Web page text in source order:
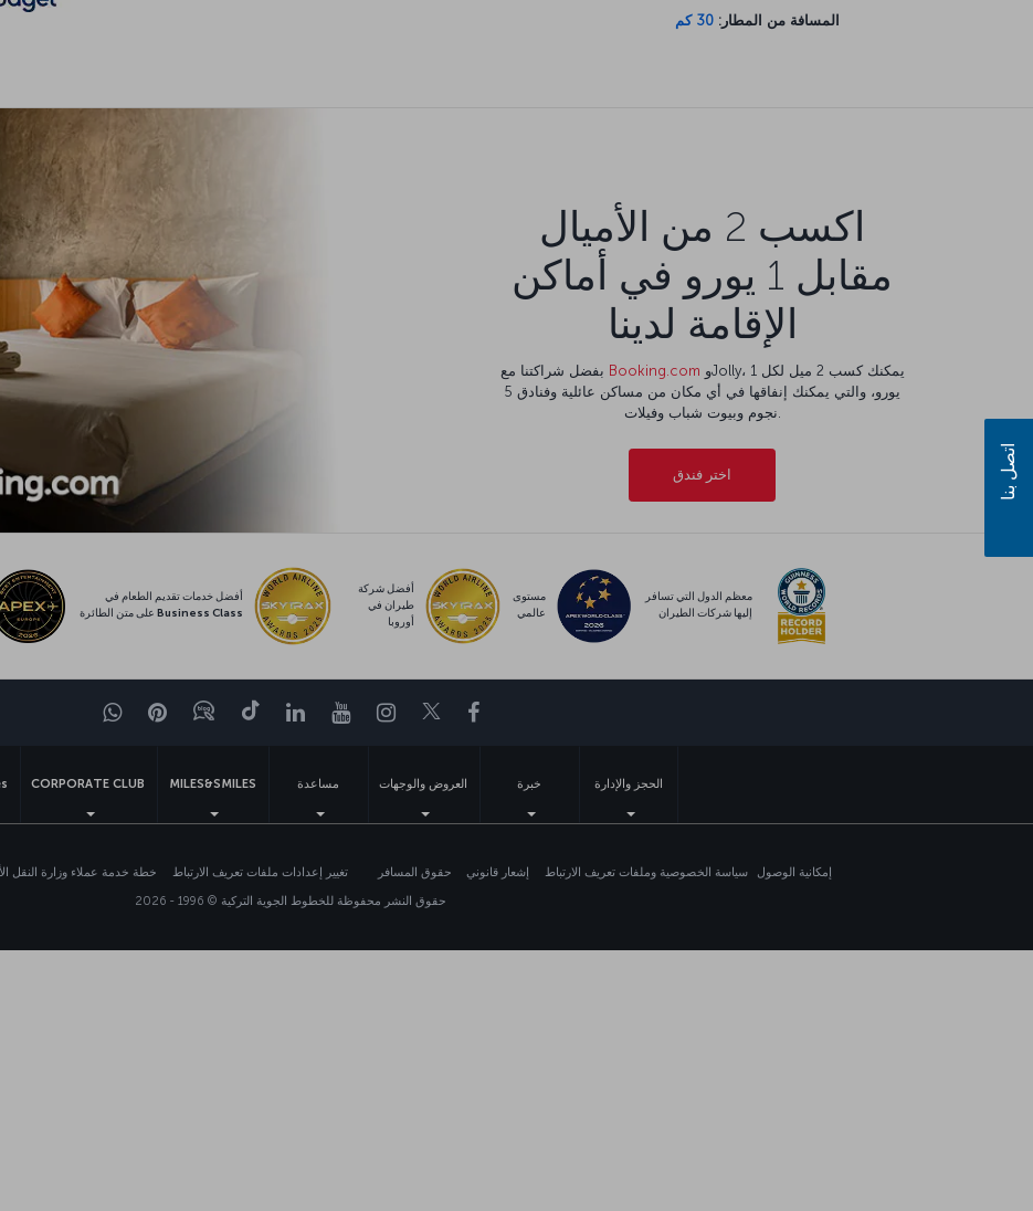
المسافة من المطار: 30 كم
اكسب 2 من الأميال
مقابل 1 يورو في أماكن
الإقامة لدينا
Booking.com
يورو، والتي يمكنك إنفاقها في أي مكان من مساكن عائلية وفنادق 5
اختر فندق
معظم الدول التي تسافر
إليها شركات الطيران
مستوى
عالمي
أفضل شركة
طيران في
أوروبا
أفضل خدمات تقديم الطعام في
Business Class على متن الطائرة
Facebook
Twitter
Instagram
YouTube
LinkedIn
تيك توكBlog
Pinterestواتساب
الحجز والإدارة خبرة العروض والوجهات مساعدة MILES&SMILES
CORPORATE CLUB
إمكانية الوصول سياسة الخصوصية وملفات تعريف الارتباط إشعار قانوني حقوق المسافر تغيير إعدادات ملفات تعريف الارتباط خطة خدمة عملاء وزارة النقل
حقوق النشر محفوظة للخطوط الجوية التركية © 1996 - 2026
اتصل بنا